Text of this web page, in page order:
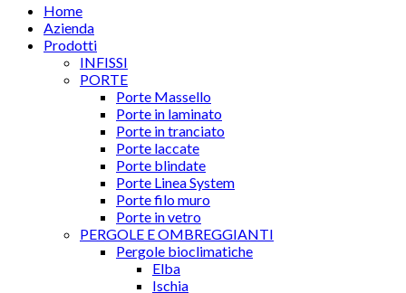
Home
Azienda
Prodotti
INFISSI
PORTE
Porte Massello
Porte in laminato
Porte in tranciato
Porte laccate
Porte blindate
Porte Linea System
Porte filo muro
Porte in vetro
PERGOLE E OMBREGGIANTI
Pergole bioclimatiche
Elba
Ischia